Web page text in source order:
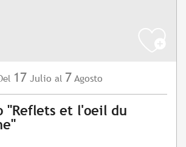
17 Julio al 7 Agosto
"Reflets et l'oeil du